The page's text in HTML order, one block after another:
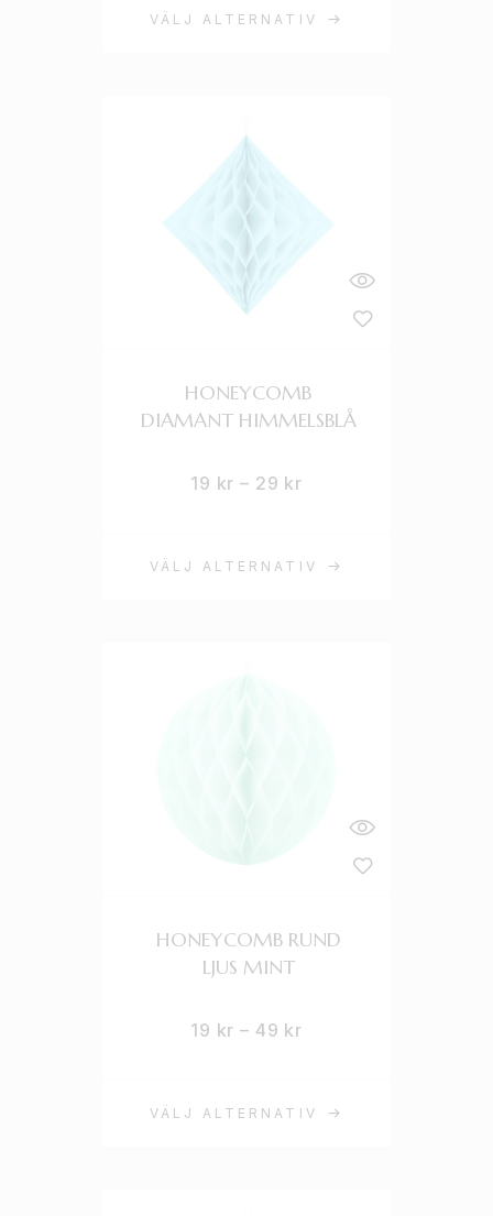
VÄLJ ALTERNATIV
VÄLJ ALTERNATIV
HONEYCOMB
DIAMANT HIMMELSBLÅ
19 kr – 29 kr
VÄLJ ALTERNATIV
HONEYCOMB RUND
LJUS MINT
19 kr – 49 kr